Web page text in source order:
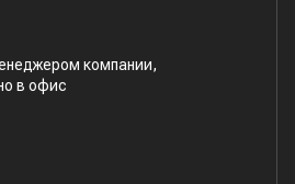
компании,
в офис